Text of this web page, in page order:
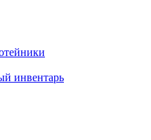
инвентарь